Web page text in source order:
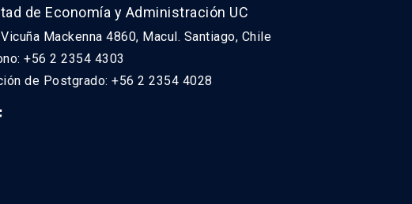
de Economía y Administración UC
Mackenna 4860, Macul. Santiago, Chile
+56 2 2354 4303
de Postgrado: +56 2 2354 4028